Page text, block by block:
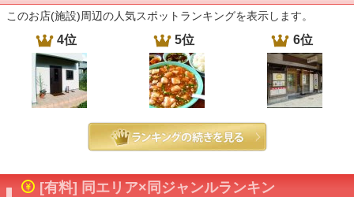
このお店(施設)周辺の人気スポットランキングを表示します。
4位 5位 6位
[有料] 同エリア×同ジャンルランキン